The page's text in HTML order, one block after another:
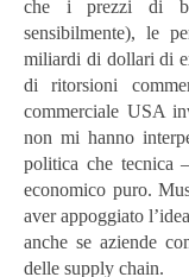
che i prezzi di
sensibilmente), le
miliardi di dollari di
di ritorsioni
commerciale USA
non mi hanno
politica che tecnica
economico puro.
aver appoggiato
anche se aziende
delle supply chain.